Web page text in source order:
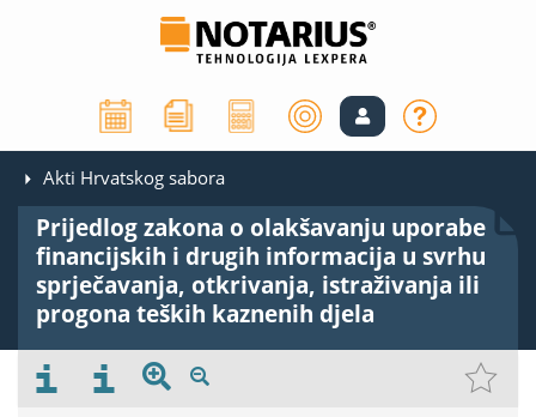
Akti Hrvatskog sabora
Prijedlog zakona o olakšavanju uporabe
financijskih i drugih informacija u svrhu
sprječavanja, otkrivanja, istraživanja ili
progona teških kaznenih djela